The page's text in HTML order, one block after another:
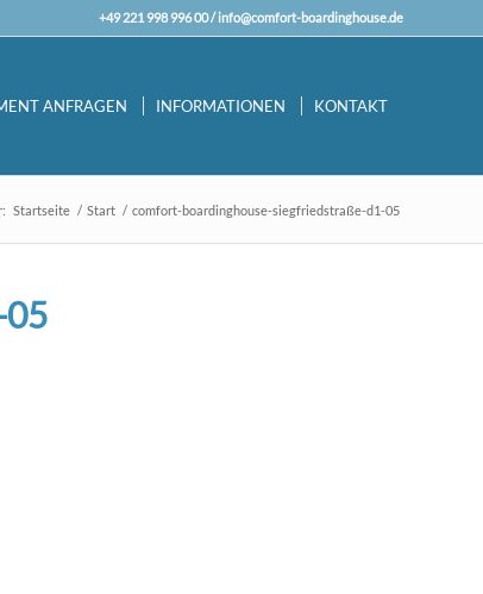
+49 221 998 996 00 /info@comfort-boardinghouse.de
ANFRAGEN INFORMATIONEN KONTAKT
Startseite / Start / comfort-boardinghouse-siegfriedstraße-d1-05